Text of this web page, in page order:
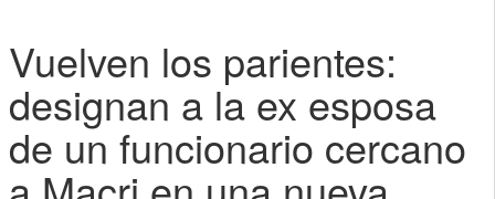
Vuelven los parientes:
designan a la ex esposa
de un funcionario cercano